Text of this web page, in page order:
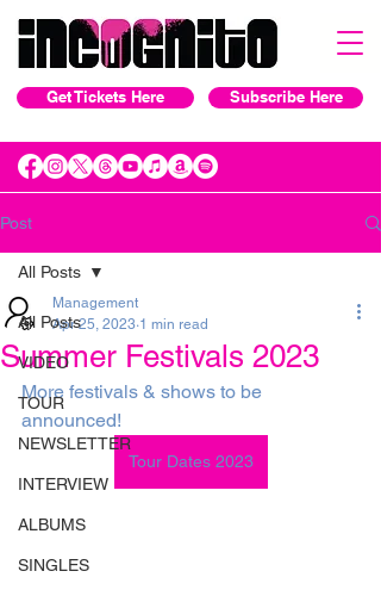
Get Tickets Here Subscribe Here
Post
All Posts
VIDEO
TOUR
NEWSLETTER
INTERVIEW
ALBUMS
SINGLES
All Posts
Summer Festivals 2023
Management
Apr 25, 2023 1 min read
More festivals & shows to be
announced!
Tour Dates 2023